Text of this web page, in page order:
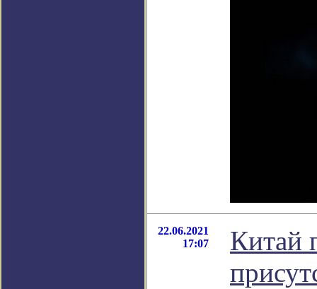
22.06.2021
17:07
Китай